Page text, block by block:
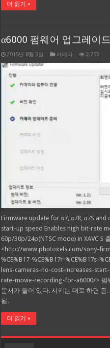
더 읽기 »
α6000 펌웨어 업그레이드
2015년 8월 3일 카메라 2,253
Firmware update for α7, α7R, α7S
start-up speed Enables high bit-rate
60p/30p/24p(NTSC mode) in XAVC S
<http://www.photoxels.com/sony-
%CE%B17-%CE%B17r-%CE%B17s-
lens-cameras-no-cost-increases-
rate-movie-recording-for-a6000/> 펌
문서가 들어 있다. 시키는 대로 하면
됨.
더 읽기 »